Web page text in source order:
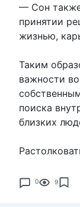
— Сон
принятии
жизнью,
Таким
важности
поиска
близких
0 9